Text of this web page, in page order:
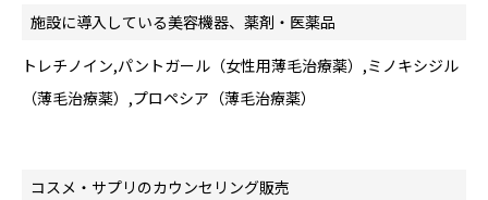
施設に導入している美容機器、薬剤・医薬品
トレチノイン,パントガール（女性用薄毛治療薬）,ミノキシジル
（薄毛治療薬）,プロペシア（薄毛治療薬）
コスメ・サプリのカウンセリング販売